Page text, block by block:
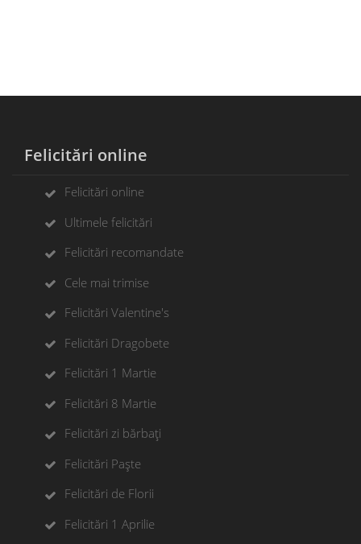
Felicitări online
Felicitări online
Ultimele felicitări
Felicitări recomandate
Cele mai trimise
Felicitări Valentine's
Felicitări Dragobete
Felicitări 1 Martie
Felicitări 8 Martie
Felicitări zi bărbați
Felicitări Paște
Felicitări de Florii
Felicitări 1 Aprilie